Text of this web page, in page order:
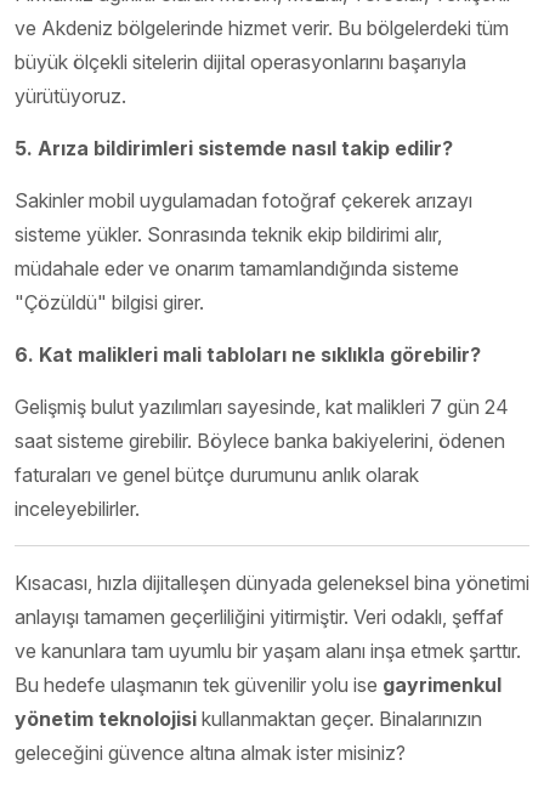
ve Akdeniz bölgelerinde hizmet verir. Bu bölgelerdeki tüm
büyük ölçekli sitelerin dijital operasyonlarını başarıyla
yürütüyoruz.
5. Arıza bildirimleri sistemde nasıl takip edilir?
Sakinler mobil uygulamadan fotoğraf çekerek arızayı
sisteme yükler. Sonrasında teknik ekip bildirimi alır,
müdahale eder ve onarım tamamlandığında sisteme
"Çözüldü" bilgisi girer.
6. Kat malikleri mali tabloları ne sıklıkla görebilir?
Gelişmiş bulut yazılımları sayesinde, kat malikleri 7 gün 24
saat sisteme girebilir. Böylece banka bakiyelerini, ödenen
faturaları ve genel bütçe durumunu anlık olarak
inceleyebilirler.
Kısacası, hızla dijitalleşen dünyada geleneksel bina yönetimi
anlayışı tamamen geçerliliğini yitirmiştir. Veri odaklı, şeffaf
ve kanunlara tam uyumlu bir yaşam alanı inşa etmek şarttır.
Bu hedefe ulaşmanın tek güvenilir yolu ise gayrimenkul
yönetim teknolojisi kullanmaktan geçer. Binalarınızın
geleceğini güvence altına almak ister misiniz?